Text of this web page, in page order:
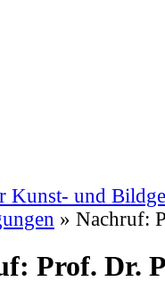
Kunst- und
» Nachruf:
Prof. Dr.